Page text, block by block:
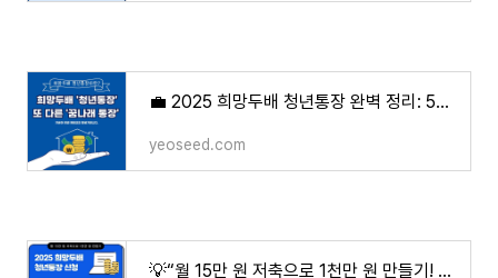
💼 2025 희망두배 청년통장 완벽 정리: 540만원 저축하면 1080만원! 신청 자격부터 꿀팁까지
yeoseed.com
💡“월 15만 원 저축으로 1천만 원 만들기! 2025 희망두배 청년통장 신청방법 총정리”